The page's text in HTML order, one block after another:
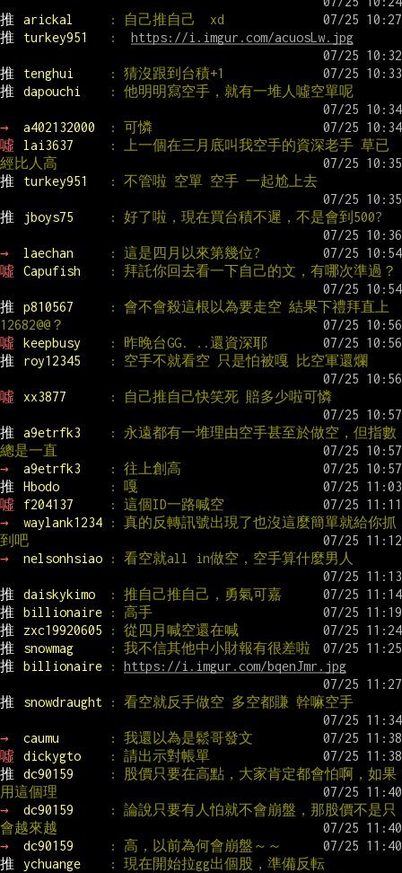
推 arickal
: 自己推自己  xd
推
turkey951 : https://i.imgur.com/acuosLw.jpg
推 tenghui
: 猜沒跟到台積+1
推
dapouchi : 他明明寫空手，就有一堆人噓空單呢
→ a402132000
: 可憐
噓
lai3637
: 上一個在三月底叫我空手的資深老手 草已
經比人高
推
turkey951 : 不管啦 空單 空手 一起尬上去
推 jboys75 : 好了啦，現在買台積不遲，不是會到500?
→ laechan
: 這是四月以來第幾位?
噓
Capufish : 拜託你回去看一下自己的文，有哪次準過？
推 p810567
: 會不會殺這根以為要走空 結果下禮拜直上
12682@@？
噓
keepbusy
: 昨晚台GG. ..還資深耶
推
roy12345 : 空手不就看空 只是怕被嘎 比空軍還爛
噓 xx3877 : 自己推自己快笑死 賠多少啦可憐
推 a9etrfk3
: 永遠都有一堆理由空手甚至於做空，但指數
總是一直
→
a9etrfk3
: 往上創高
推
Hbodo
: 嘎
噓
f204137
: 這個ID一路喊空
→
waylank1234
: 真的反轉訊號出現了也沒這麼簡單就給你抓
到吧
→
nelsonhsiao : 看空就all in做空，空手算什麼男人
推 daiskykimo
: 推自己推自己，勇氣可嘉
推
billionaire
: 高手
推
zxc19920605
: 從四月喊空還在喊
推
snowmag
: 我不信其他中小財報有很差啦
推
billionaire : https://i.imgur.com/bqenJmr.jpg
推 snowdraught : 看空就反手做空 多空都賺 幹嘛空手
→ caumu
: 我還以為是鬆哥發文
噓
dickygto
: 請出示對帳單
推
dc90159
: 股價只要在高點，大家肯定都會怕啊，如果
用這個理
→
dc90159
: 論說只要有人怕就不會崩盤，那股價不是只
會越來越
→
dc90159
: 高，以前為何會崩盤～～
推
ychuange : 現在開始拉gg出個股，準備反転